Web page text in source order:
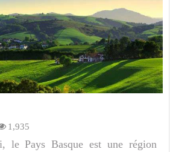
1,935
le Pays Basque est une région